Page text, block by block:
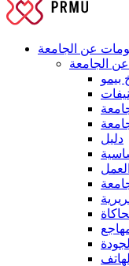
عن الجامعة
الجامعة
بيمو
دليل